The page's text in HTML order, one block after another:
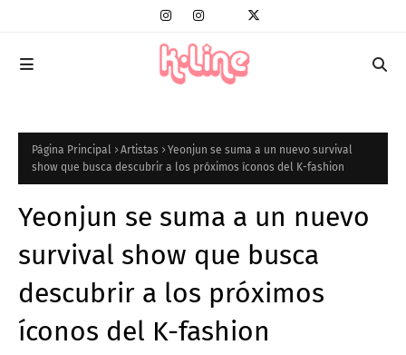
Página Principal Artistas
Yeonjun se suma a un nuevo survival
show que busca descubrir a los próximos íconos del K-fashion
Yeonjun se suma a un nuevo
survival show que busca
descubrir a los próximos
íconos del K-fashion